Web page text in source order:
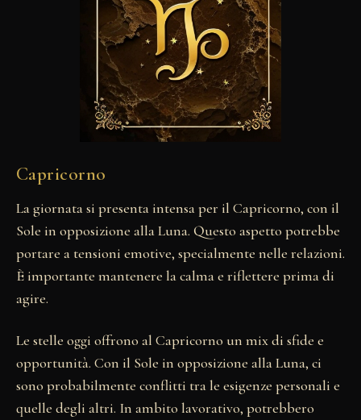
Capricorno
La giornata si presenta intensa per il Capricorno, con il
Sole in opposizione alla Luna. Questo aspetto potrebbe
portare a tensioni emotive, specialmente nelle relazioni.
È importante mantenere la calma e riflettere prima di
agire.
Le stelle oggi offrono al Capricorno un mix di sfide e
opportunità. Con il Sole in opposizione alla Luna, ci
sono probabilmente conflitti tra le esigenze personali e
quelle degli altri. In ambito lavorativo, potrebbero